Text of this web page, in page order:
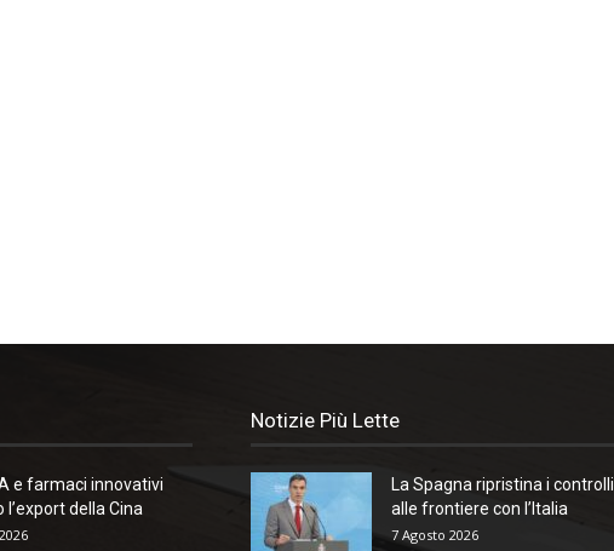
e farmaci innovativi
l’export della Cina
Notizie Più Lette
La Spagna ripristina i controlli
alle frontiere con l’Italia
7 Agosto 2026